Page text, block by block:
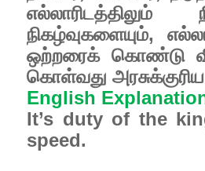
எல்லாரிடத்திலும்
நிகழ்வுகளையும்,
ஒற்றரைக் கொண்டு
கொள்வது அரசுக்குரிய
English
It’s duty of the
speed.